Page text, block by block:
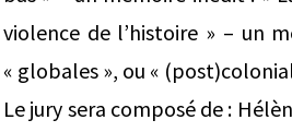
violence de l’histoire » – un
« globales », ou «
Le jury sera composé de :